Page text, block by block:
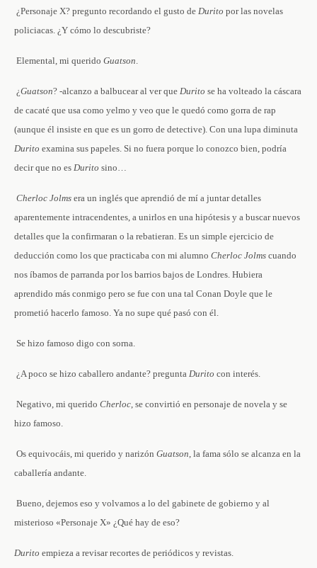
­ ¿Personaje X? ­pregunto recordando el gusto de Durito por las novelas
policiacas­. ¿Y cómo lo descubriste?
­ Elemental, mi querido Guatson.
­ ¿Guatson? -alcanzo a balbucear al ver que Durito se ha volteado la cáscara
de cacaté que usa como yelmo y veo que le quedó como gorra de rap
(aunque él insiste en que es un gorro de detective). Con una lupa diminuta
Durito examina sus papeles. Si no fuera porque lo conozco bien, podría
decir que no es Durito sino…
Cherloc Jolms era un inglés que aprendió de mí a juntar detalles
aparentemente intracendentes, a unirlos en una hipótesis y a buscar nuevos
detalles que la confirmaran o la rebatieran. Es un simple ejercicio de
deducción como los que practicaba con mi alumno Cherloc Jolms cuando
nos íbamos de parranda por los barrios bajos de Londres. Hubiera
aprendido más conmigo pero se fue con una tal Conan Doyle que le
prometió hacerlo famoso. Ya no supe qué pasó con él.
­ Se hizo famoso ­digo con sorna.
­ ¿A poco se hizo caballero andante? ­pregunta Durito con interés.
­ Negativo, mi querido Cherloc, se convirtió en personaje de novela y se
hizo famoso.
­ Os equivocáis, mi querido y narizón Guatson, la fama sólo se alcanza en la
caballería andante.
­ Bueno, dejemos eso y volvamos a lo del gabinete de gobierno y al
misterioso «Personaje X» ¿Qué hay de eso?
Durito empieza a revisar recortes de periódicos y revistas.